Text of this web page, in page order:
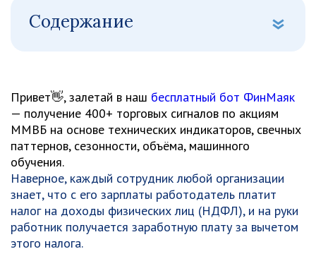
Содержание
Привет👋, залетай в наш бесплатный бот ФинМаяк
— получение 400+ торговых сигналов по акциям
ММВБ на основе технических индикаторов, свечных
паттернов, сезонности, объёма, машинного
обучения.
Наверное, каждый сотрудник любой организации
знает, что с его зарплаты работодатель платит
налог на доходы физических лиц (НДФЛ), и на руки
работник получается заработную плату за вычетом
этого налога.